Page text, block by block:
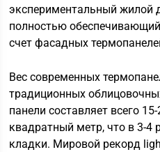
экспериментальный жилой
полностью
счет фасадных
Вес современных
традиционных
панели составляет всего
квадратный метр, что в 3-4
кладки. Мировой рекорд